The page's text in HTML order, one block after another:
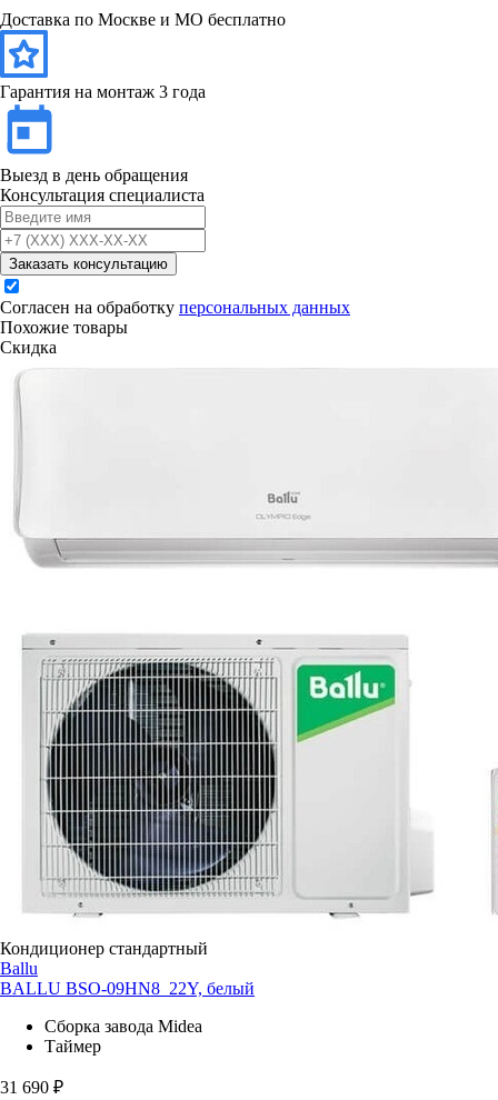
Доставка по Москве и МО бесплатно
Гарантия на монтаж 3 года
Выезд в день обращения
Консультация специалиста
Заказать консультацию
Согласен на обработку персональных данных
Похожие товары
Скидка
Кондиционер стандартный
Ballu
BALLU BSO-09HN8_22Y, белый
Сборка завода Midea
Таймер
31 690 ₽